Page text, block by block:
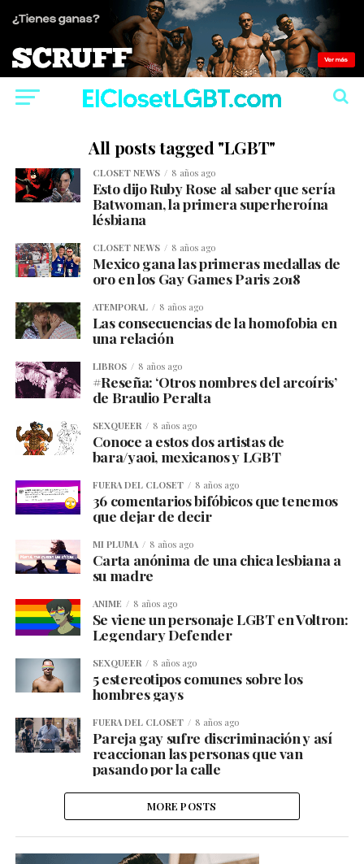
All posts tagged "LGBT"
CLOSET NEWS 8 años ago
Esto dijo Ruby Rose al saber que sería
Batwoman, la primera superheroína
lésbiana
CLOSET NEWS 8 años ago
Mexico gana las primeras medallas de
oro en los Gay Games Paris 2018
ATEMPORAL 8 años ago
Las consecuencias de la homofobia en
una relación
LIBROS 8 años ago
#Reseña: ‘Otros nombres del arcoíris’
de Braulio Peralta
SEXQUEER 8 años ago
Conoce a estos dos artistas de
bara/yaoi, mexicanos y LGBT
FUERA DEL CLOSET 8 años ago
36 comentarios bifóbicos que tenemos
que dejar de decir
MI PLUMA 8 años ago
Carta anónima de una chica lesbiana a
su madre
ANIME 8 años ago
Se viene un personaje LGBT en Voltron:
Legendary Defender
SEXQUEER 8 años ago
5 estereotipos comunes sobre los
hombres gays
FUERA DEL CLOSET 8 años ago
Pareja gay sufre discriminación y así
reaccionan las personas que van
pasando por la calle
MORE POSTS